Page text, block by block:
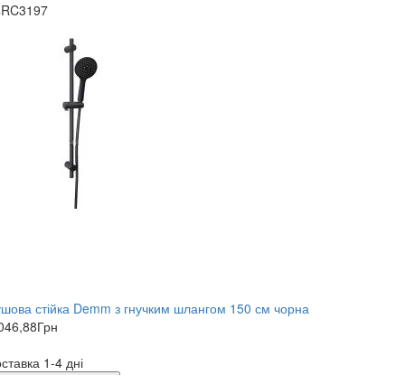
стійка Demm з гнучким шлангом 150 см чорна
Грн
1-4 дні